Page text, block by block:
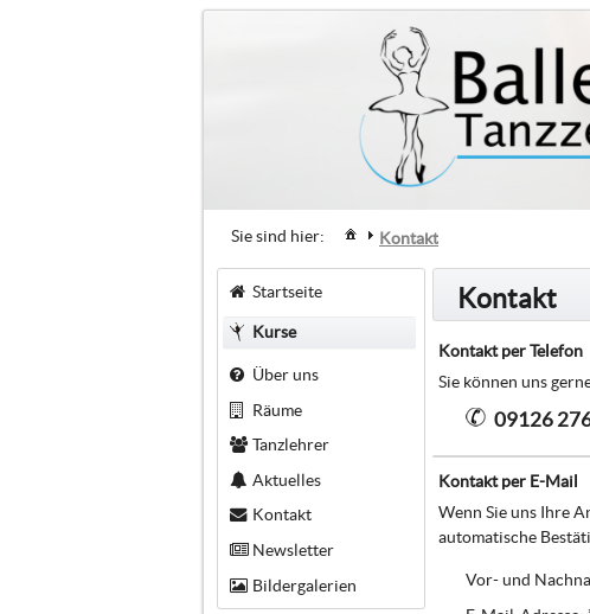
Sie sind hier: Kontakt
Startseite
Kurse
Über uns
Räume
Tanzlehrer
Aktuelles
Kontakt
Newsletter
Bildergalerien
Kontakt
Kontakt per Telefon
Sie können uns
09126
Kontakt per E-Mail
Wenn Sie uns Ihre
automatische
Vor- und